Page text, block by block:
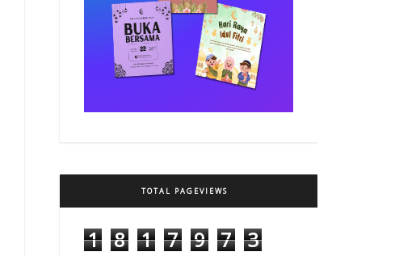
TOTAL PAGEVIEWS
1 8 1 7 9 7 3